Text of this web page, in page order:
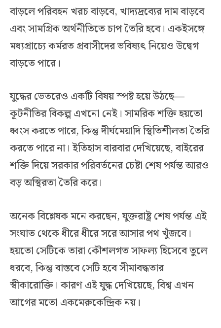
বাড়লে পরিবহন খরচ বাড়বে, খাদ্যদ্রব্যের দাম বাড়বে
এবং সামগ্রিক অর্থনীতিতে চাপ তৈরি হবে। একইসঙ্গে
মধ্যপ্রাচ্যে কর্মরত প্রবাসীদের ভবিষ্যৎ নিয়েও উদ্বেগ
বাড়তে পারে।
যুদ্ধের ভেতরেও একটি বিষয় স্পষ্ট হয়ে উঠছে—
কূটনীতির বিকল্প এখনো নেই। সামরিক শক্তি হয়তো
ধ্বংস করতে পারে, কিন্তু দীর্ঘমেয়াদি স্থিতিশীলতা তৈরি
করতে পারে না। ইতিহাস বারবার দেখিয়েছে, বাইরের
শক্তি দিয়ে সরকার পরিবর্তনের চেষ্টা শেষ পর্যন্ত আরও
বড় অস্থিরতা তৈরি করে।
অনেক বিশ্লেষক মনে করছেন, যুক্তরাষ্ট্র শেষ পর্যন্ত এই
সংঘাত থেকে ধীরে ধীরে সরে আসার পথ খুঁজবে।
হয়তো সেটিকে তারা কৌশলগত সাফল্য হিসেবে তুলে
ধরবে, কিন্তু বাস্তবে সেটি হবে সীমাবদ্ধতার
স্বীকারোক্তি। কারণ এই যুদ্ধ দেখিয়েছে, বিশ্ব এখন
আগের মতো একমেরুকেন্দ্রিক নয়।